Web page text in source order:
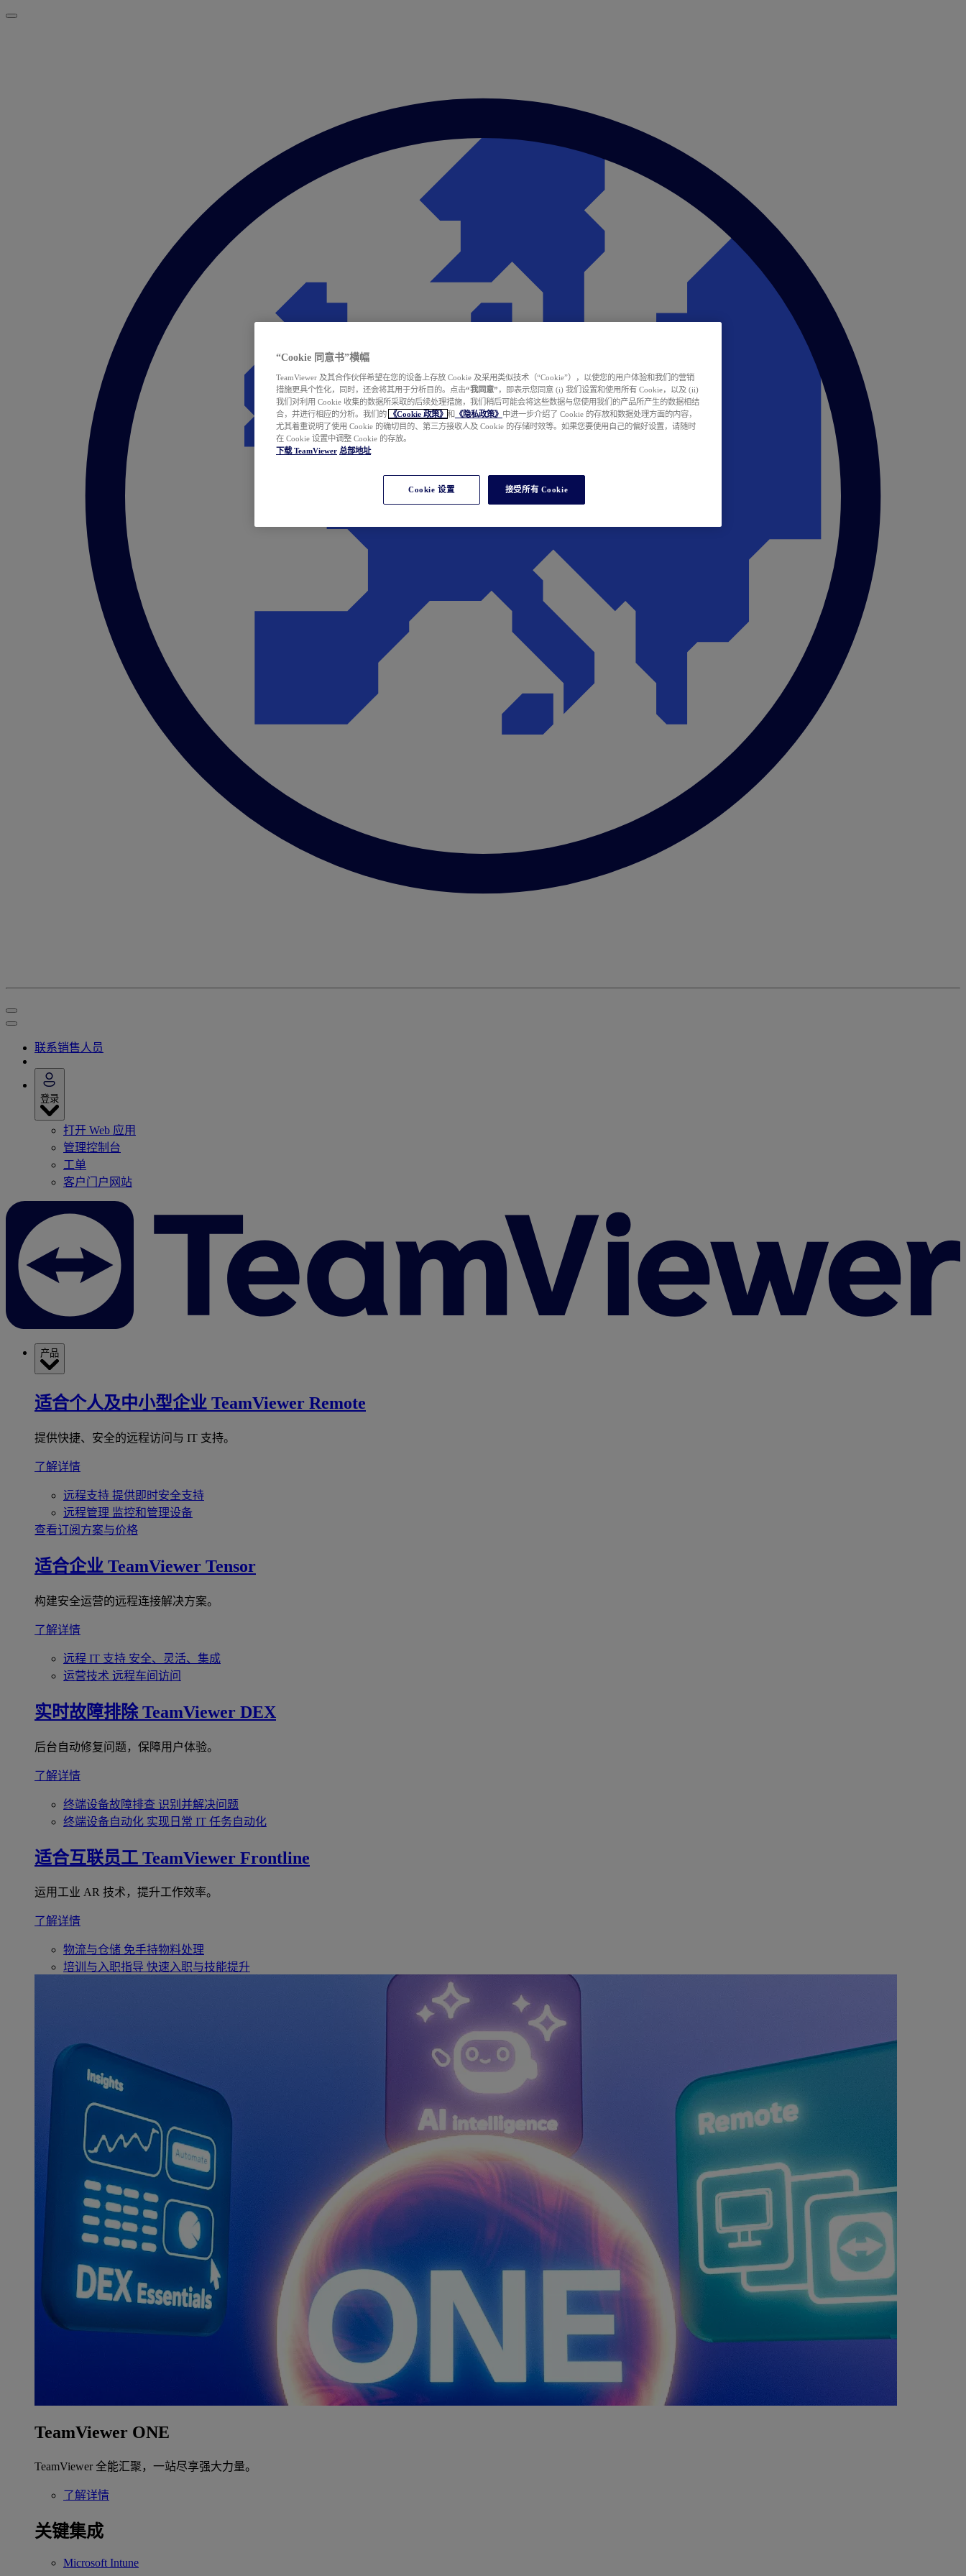
联系销售人员
登录
打开 Web 应用
管理控制台
工单
客户门户网站
产品
适合个人及中小型企业 TeamViewer Remote
提供快捷、安全的远程访问与 IT 支持。
了解详情
远程支持 提供即时安全支持
远程管理 监控和管理设备
查看订阅方案与价格
适合企业 TeamViewer Tensor
构建安全运营的远程连接解决方案。
了解详情
远程 IT 支持 安全、灵活、集成
运营技术 远程车间访问
实时故障排除 TeamViewer DEX
后台自动修复问题，保障用户体验。
了解详情
终端设备故障排查 识别并解决问题
终端设备自动化 实现日常 IT 任务自动化
适合互联员工 TeamViewer Frontline
运用工业 AR 技术，提升工作效率。
了解详情
物流与仓储 免手持物料处理
培训与入职指导 快速入职与技能提升
TeamViewer ONE
TeamViewer 全能汇聚，一站尽享强大力量。
了解详情
关键集成
Microsoft Intune
“Cookie 同意书”横幅
TeamViewer 及其合作伙伴希望在您的设备上存放 Cookie 及采用类似技术（“Cookie”），以使您的用户体验和我们的营销
措施更具个性化，同时，还会将其用于分析目的。点击“我同意” ，即表示您同意 (i) 我们设置和使用所有 Cookie，以及 (ii)
我们对利用 Cookie 收集的数据所采取的后续处理措施，我们稍后可能会将这些数据与您使用我们的产品所产生的数据相结
合，并进行相应的分析。我们的
《Cookie 政策》 和 《隐私政策》 中进一步介绍了 Cookie 的存放和数据处理方面的内容，
尤其着重说明了使用 Cookie 的确切目的、第三方接收人及 Cookie 的存储时效等。如果您要使用自己的偏好设置，请随时
在 Cookie 设置中调整 Cookie 的存放。
下载 TeamViewer 总部地址
Cookie 设置 接受所有 Cookie